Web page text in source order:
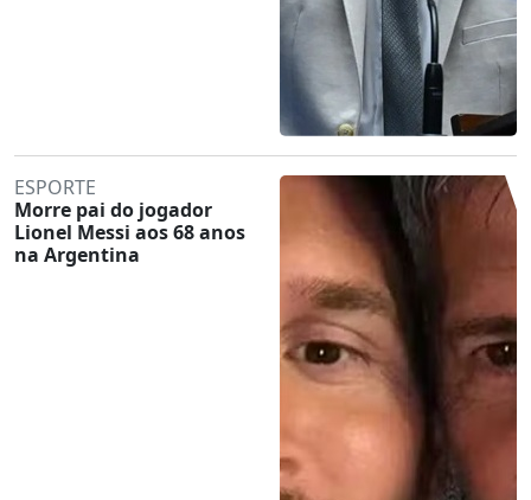
ESPORTE
Morre pai do jogador
Lionel Messi aos 68 anos
na Argentina